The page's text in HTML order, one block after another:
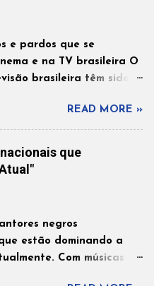
e pardos que se
e na TV brasileira O
brasileira têm sido
marcantes e
Entre esses talentos,
e pardos vêm
com interpretações
público e contribuíram
representatividade na
se destacando e
READ MORE »
que
negros
estão dominando a
Com músicas